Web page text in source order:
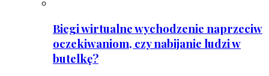
Biegi wirtualne wychodzenie naprzeciw
oczekiwaniom, czy nabijanie ludzi w
butelkę?